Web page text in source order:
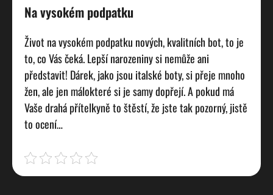
Na vysokém podpatku
Život na vysokém podpatku nových, kvalitních bot, to je
to, co Vás čeká. Lepší narozeniny si nemůže ani
představit! Dárek, jako jsou italské boty, si přeje mnoho
žen, ale jen málokteré si je samy dopřejí. A pokud má
Vaše drahá přítelkyně to štěstí, že jste tak pozorný, jistě
to ocení…